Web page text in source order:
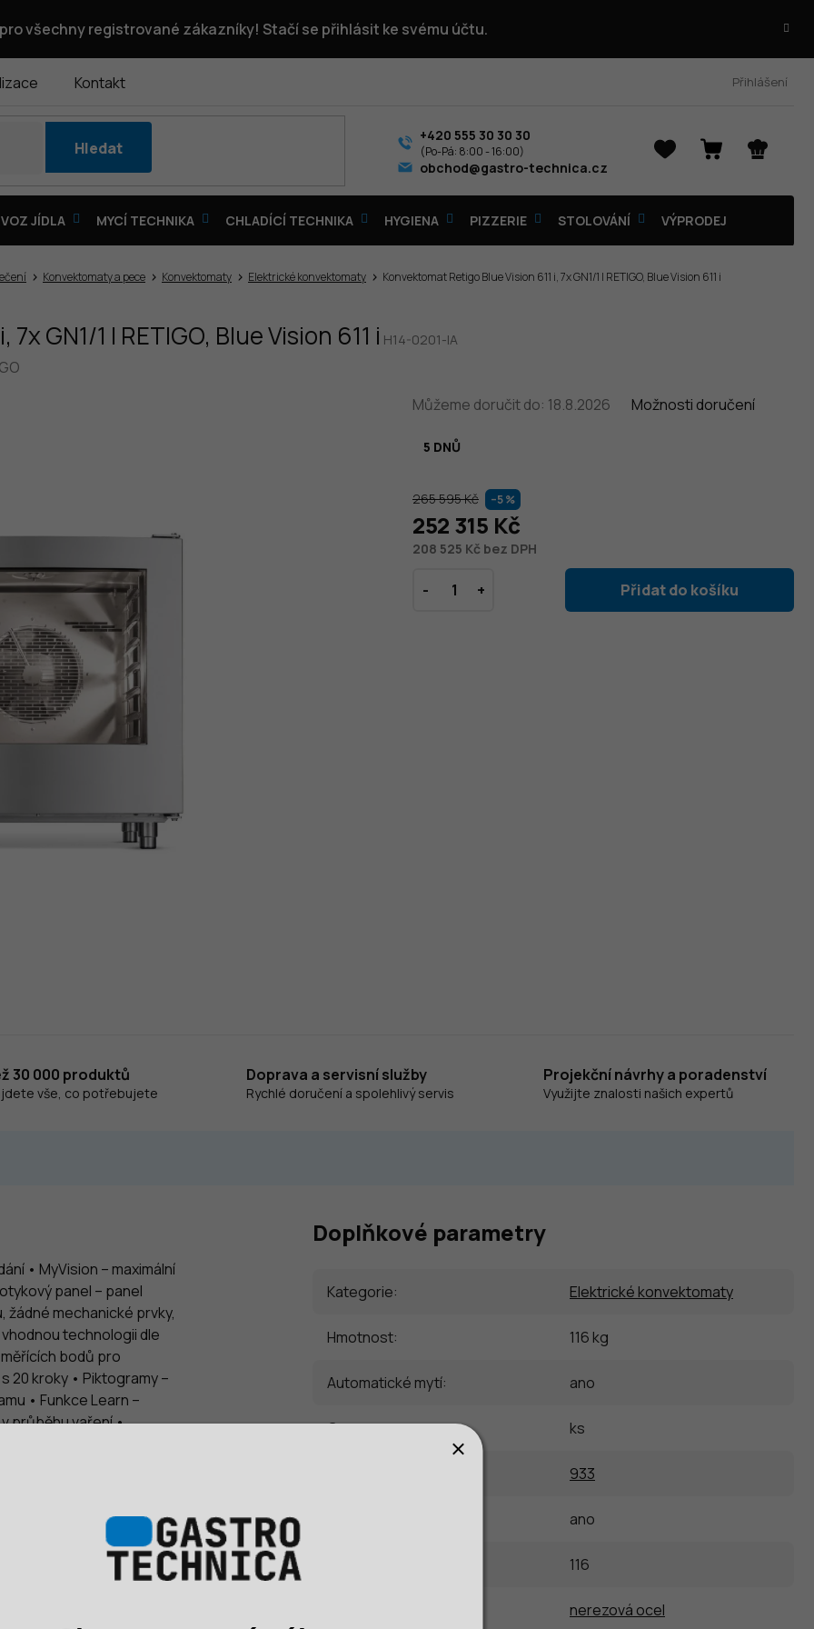
pro všechny registrované zákazníky! Stačí se přihlásit ke svému účtu.
Kontakt Přihlášení
Hledat
NÁKUPNÍ
+420 555 30 30 30
obchod@gastro-technica.cz
JÍDLA MYCÍ TECHNIKA CHLADÍCÍ TECHNIKA HYGIENA PIZZERIE STOLOVÁNÍ VÝPRODEJ
Konvektomaty a pece Konvektomaty Elektrické konvektomaty Konvektomat Retigo Blue Vision 611 i, 7x GN1/1 | RETIGO, Blue Vision 611 i
GN1/1 | RETIGO, Blue Vision 611 i H14-0201-IA
265 595 Kč –5 %
252 315 Kč
208 525 Kč bez DPH
5 DNŮ
Můžeme doručit do: 18.8.2026 Možnosti doručení
Přidat do košíku
30 000 produktů
vše, co potřebujete
Doprava a servisní služby
Rychlé doručení a spolehlivý servis
Projekční návrhy a poradenství
Využijte znalosti našich expertů
• MyVision – maximální
panel – panel
mechanické prvky,
technologii dle
bodů pro
20 kroky • Piktogramy –
• Funkce Learn –
průběhu vaření •
procesů • Multitasking
start –
elektrické
– systém
sklo – minimální únik
• Obousměrný
– rychlé odvlhčení varné
systém •
• AISI 304
Doplňkové parametry
Kategorie: Elektrické konvektomaty
Hmotnost: 116 kg
Automatické mytí: ano
Cena za: ks
933
ano
116
nerezová ocel